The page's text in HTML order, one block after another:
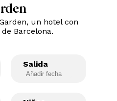
un hotel con
Barcelona.
Salida